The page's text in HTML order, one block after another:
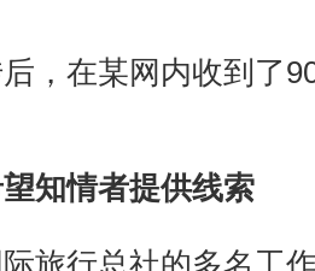
，在某网内收到了
知情者提供线索
旅行总社的多名工